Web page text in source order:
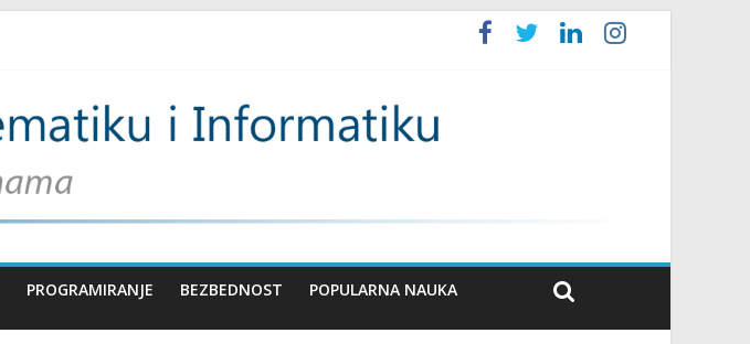
PROGRAMIRANJE BEZBEDNOST POPULARNA NAUKA